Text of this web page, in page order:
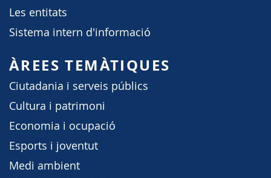
Les entitats
Sistema intern d'informació
ÀREES TEMÀTIQUES
Ciutadania i serveis públics
Cultura i patrimoni
Economia i ocupació
Esports i joventut
Medi ambient